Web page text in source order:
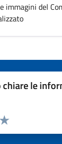
immagini del
chiare le
la pagina
5 stelle su 5
4 stelle su 5
su 5
su 5
5